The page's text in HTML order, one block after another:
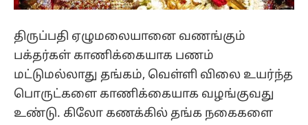
திருப்பதி ஏழுமலையானை வணங்கும்
பக்தர்கள் காணிக்கையாக பணம்
மட்டுமல்லாது தங்கம், வெள்ளி விலை உயர்ந்த
பொருட்களை காணிக்கையாக வழங்குவது
உண்டு. கிலோ கணக்கில் தங்க நகைகளை